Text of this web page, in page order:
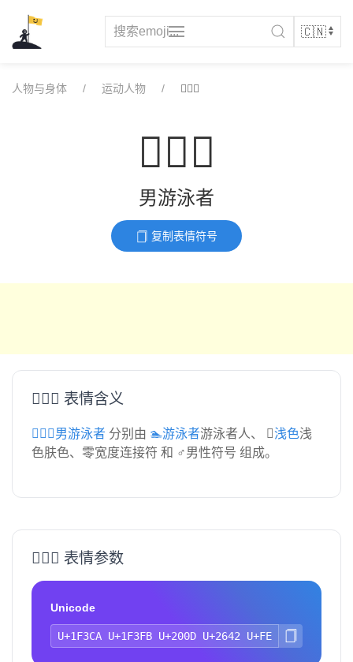
content
人物与身体 运动人物 🏊🏻‍♂️
🏊🏻‍♂️
男游泳者
复制表情符号
🏊🏻‍♂️ 表情含义
🏊🏻‍♂️男游泳者 分别由 🏊游泳者游泳者人、🏻浅色浅
色肤色、零宽度连接符 和 ♂男性符号 组成。
🏊🏻‍♂️ 表情参数
Unicode